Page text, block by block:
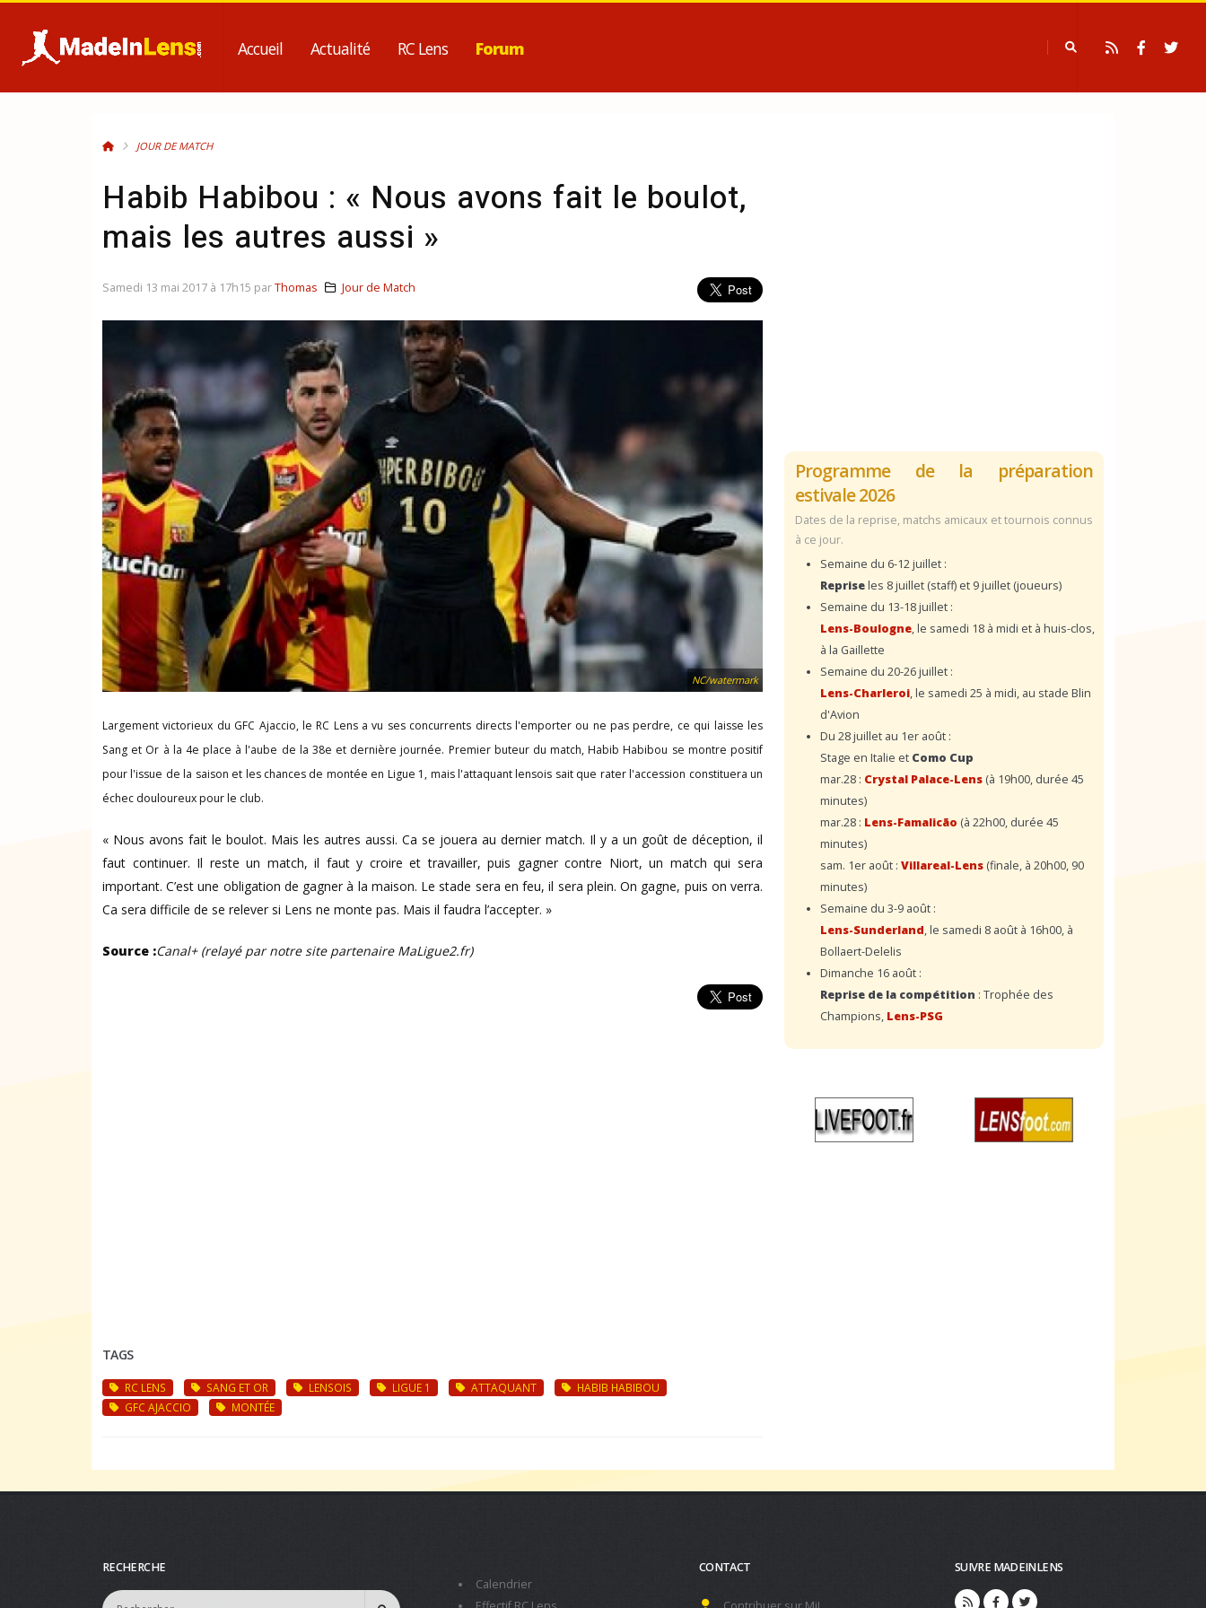
Accueil Actualité RC Lens Forum
JOUR DE MATCH
Habib Habibou : « Nous avons fait le boulot,
mais les autres aussi »
NC/watermark
Largement victorieux du GFC Ajaccio, le RC Lens a vu ses concurrents directs l'emporter ou ne pas perdre, ce qui laisse les
Sang et Or à la 4e place à l'aube de la 38e et dernière journée. Premier buteur du match, Habib Habibou se montre positif
pour l'issue de la saison et les chances de montée en Ligue 1, mais l'attaquant lensois sait que rater l'accession constituera un
échec douloureux pour le club.
« Nous avons fait le boulot. Mais les autres aussi. Ca se jouera au dernier match. Il y a un goût de déception, il
faut continuer. Il reste un match, il faut y croire et travailler, puis gagner contre Niort, un match qui sera
important. C’est une obligation de gagner à la maison. Le stade sera en feu, il sera plein. On gagne, puis on verra.
Ca sera difficile de se relever si Lens ne monte pas. Mais il faudra l’accepter. »
Source :Canal+ (relayé par notre site partenaire MaLigue2.fr)
Samedi 13 mai 2017 à 17h15 parThomas Jour de Match
TAGS
RC LENS SANG ET OR LENSOIS LIGUE 1 ATTAQUANT
HABIB HABIBOU
GFC AJACCIO
MONTÉE
Programme de la préparation
estivale 2026
Dates de la reprise, matchs amicaux et tournois connus
à ce jour.
Semaine du 6-12 juillet :
Repriseles 8 juillet (staff) et 9 juillet (joueurs)
Semaine du 13-18 juillet :
Lens-Boulogne, le samedi 18 à midi et à huis-clos,
à la Gaillette
Semaine du 20-26 juillet :
Lens-Charleroi, le samedi 25 à midi, au stade Blin
d'Avion
Du 28 juillet au 1er août :
Stage en Italie et Como Cup
mar.28 : Crystal Palace-Lens (à 19h00, durée 45
minutes)
mar.28 : Lens-Famalicão (à 22h00, durée 45
minutes)
sam. 1er août : Villareal-Lens (finale, à 20h00, 90
minutes)
Semaine du 3-9 août :
Lens-Sunderland, le samedi 8 août à 16h00, à
Bollaert-Delelis
Dimanche 16 août :
Reprise de la compétition : Trophée des
Champions, Lens-PSG
RECHERCHE
Calendrier
CONTACT SUIVRE MADEINLENS